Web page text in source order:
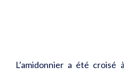
L’amidonnier a été croisé